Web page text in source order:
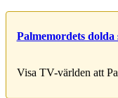
Palmemordets
Visa TV-världen att